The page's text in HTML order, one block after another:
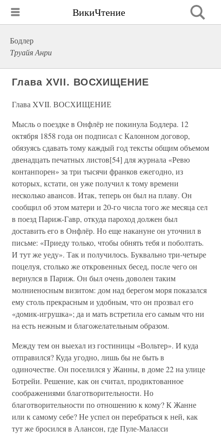
ВикиЧтение
Бодлер
Труайя Анри
Глава XVII. ВОСХИЩЕНИЕ
Глава XVII. ВОСХИЩЕНИЕ
Мысль о поездке в Онфлёр не покинула Бодлера. 12
октября 1858 года он подписал с Калонном договор,
обязуясь сдавать тому каждый год тексты общим объемом
двенадцать печатных листов[54] для журнала «Ревю
контанпорен» за три тысячи франков ежегодно, из
которых, кстати, он уже получил к тому времени
несколько авансов. Итак, теперь он был на плаву. Он
сообщил об этом матери и 20-го числа того же месяца сел
в поезд Париж-Гавр, откуда пароход должен был
доставить его в Онфлёр. Но еще накануне он уточнил в
письме: «Приеду только, чтобы обнять тебя и поболтать.
И тут же уеду». Так и получилось. Буквально три-четыре
поцелуя, столько же откровенных бесед, после чего он
вернулся в Париж. Он был очень доволен таким
молниеносным визитом: дом над берегом моря показался
ему столь прекрасным и удобным, что он прозвал его
«домик-игрушка»; да и мать встретила его самым что ни
на есть нежным и благожелательным образом.
Между тем он выехал из гостиницы «Вольтер». И куда
отправился? Куда угодно, лишь бы не быть в
одиночестве. Он поселился у Жанны, в доме 22 на улице
Ботрейи. Решение, как он считал, продиктованное
соображениями благотворительности. Но
благотворительности по отношению к кому? К Жанне
или к самому себе? Не успел он перебраться к ней, как
тут же бросился в Алансон, где Пуле-Маласси